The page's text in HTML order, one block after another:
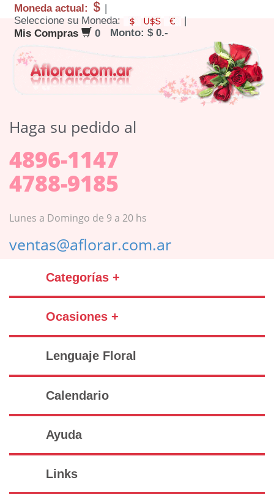
Moneda actual:
|
Seleccione su Moneda:
|
Mis Compras
0 Monto: $ 0.-
Haga su pedido al
4896-1147
4788-9185
Lunes a Domingo de 9 a 20 hs
ventas@aflorar.com.ar
Categorías +
Ocasiones +
Lenguaje Floral
Calendario
Ayuda
Links